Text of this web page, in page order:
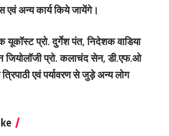
एवं अन्य कार्य किये जायेंगे।
प्रो. दुर्गेश पंत, निदेशक वाडिया
प्रो. कलाचंद सेन, डी.एफ.ओ
एवं पर्यावरण से जुड़े अन्य लोग